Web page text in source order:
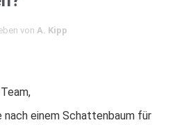
von A. Kipp
nach einem Schattenbaum für